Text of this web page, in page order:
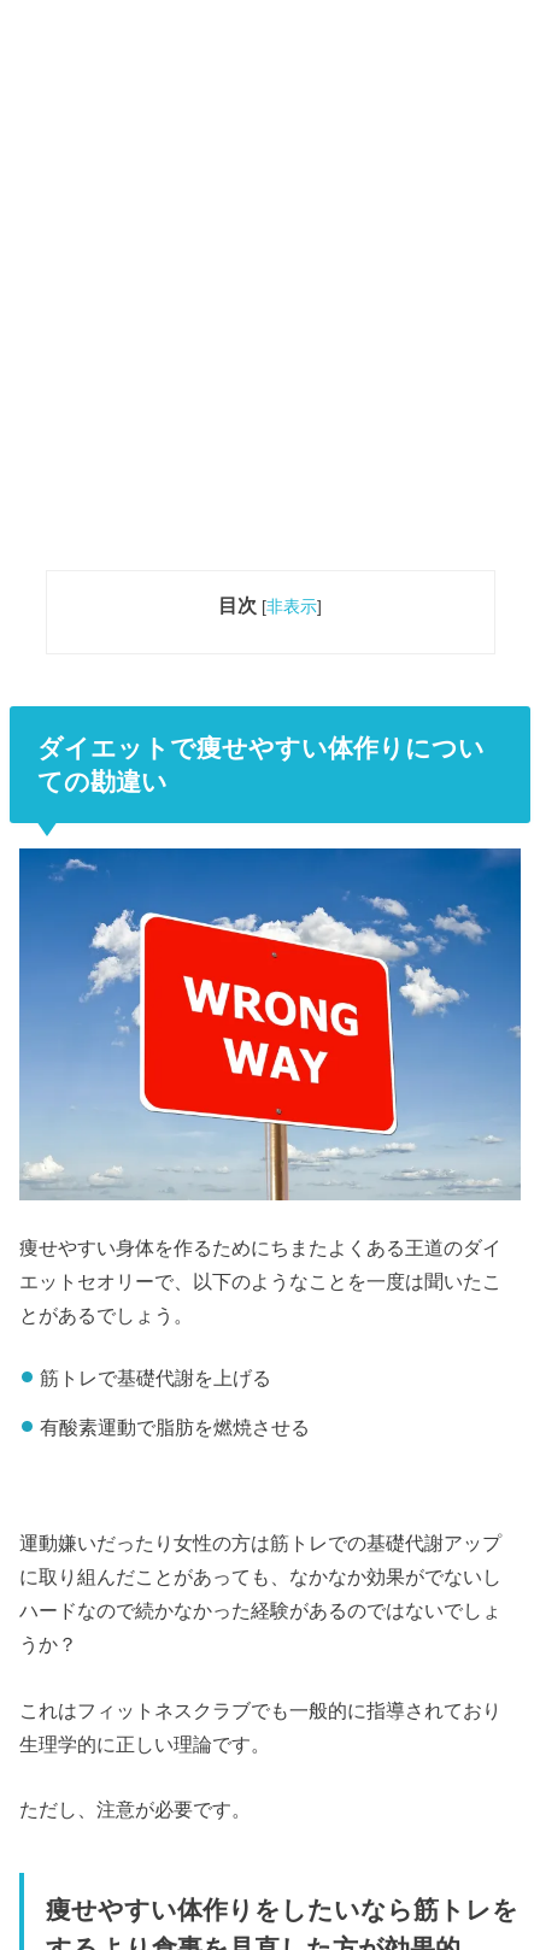
目次 [非表示]
ダイエットで痩せやすい体作りについ
ての勘違い
痩せやすい身体を作るためにちまたよくある王道のダイ
エットセオリーで、以下のようなことを一度は聞いたこ
とがあるでしょう。
筋トレで基礎代謝を上げる
有酸素運動で脂肪を燃焼させる
運動嫌いだったり女性の方は筋トレでの基礎代謝アップ
に取り組んだことがあっても、なかなか効果がでないし
ハードなので続かなかった経験があるのではないでしょ
うか？
これはフィットネスクラブでも一般的に指導されており
生理学的に正しい理論です。
ただし、注意が必要です。
痩せやすい体作りをしたいなら筋トレを